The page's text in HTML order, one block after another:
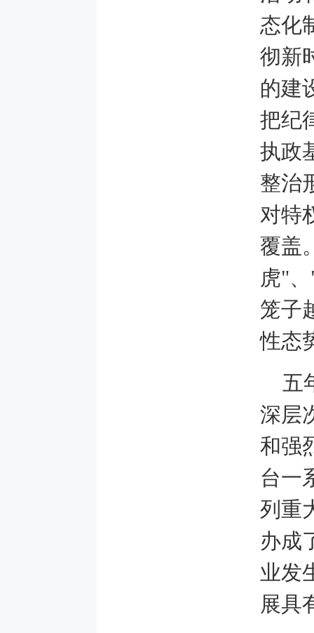
态化
彻新
的建
把纪
执政
整治
对特
覆盖
虎"
笼子
性态
五
深层
和强
台一
列重
办成
业发
展具